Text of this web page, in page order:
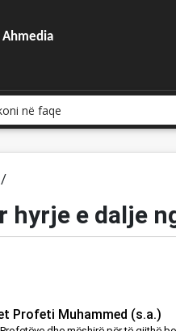
/
hyrje e dalje
Profeti Muhammed (s.a.)